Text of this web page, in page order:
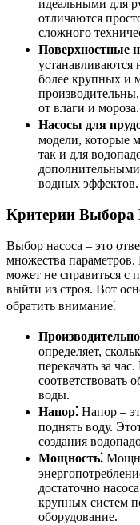
идеальными для
отличаются
сложного
Поверхностные
устанавливаются
более крупных и
от влаги и мороза.
Насосы для
модели, которые
так и для
водных эффектов.
Критерии Выбора
Выбор насоса – это
множества
может не справиться с
выйти из строя. Вот
обратить внимание⁚
определяет,
перекачать за
соответствовать
воды.
Напор⁚ Напор –
поднять воду.
создания
Мощность⁚
достаточно
крупных систем
оборудование.